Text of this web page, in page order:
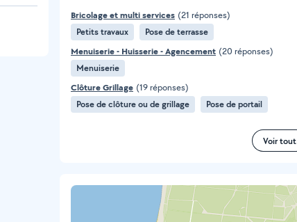
Bricolage et multi services (21 réponses)
Petits travaux
Pose de terrasse
Menuiserie - Huisserie - Agencement (20 réponses)
Menuiserie
Clôture Grillage (19 réponses)
Pose de clôture ou de grillage
Pose de portail
Voir tout